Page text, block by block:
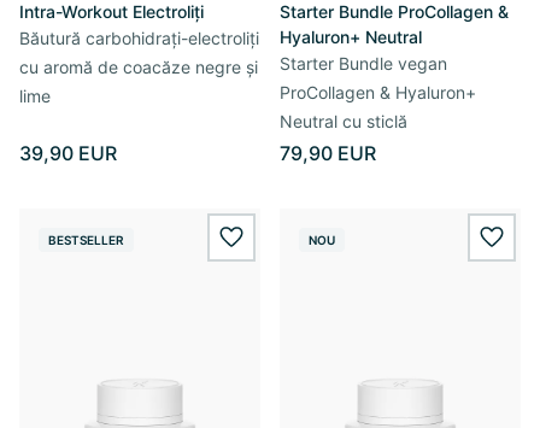
Intra-Workout Electroliți
Băutură carbohidrați-electroliți
cu aromă de coacăze negre și
lime
39,90 EUR
Starter Bundle ProCollagen &
Hyaluron+ Neutral
Starter Bundle vegan
ProCollagen & Hyaluron+
Neutral cu sticlă
79,90 EUR
BESTSELLER wishlist.add
NOU